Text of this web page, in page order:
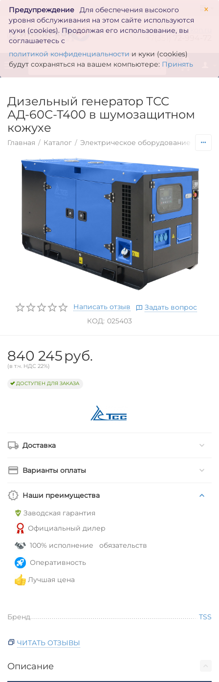
×
Предупреждение
Для обеспечения высокого
уровня обслуживания на этом сайте используются
куки (cookies). Продолжая его использование, вы
соглашаетесь с
политикой конфиденциальности и куки (cookies)
будут сохраняться на вашем компьютере: Принять
zakaz@inmarkon.ru
0
Дизельный генератор ТСС
АД-60С-Т400 в шумозащитном
кожухе
Главная / Каталог / Электрическое оборудование
Написать отзыв
Задать вопрос
КОД: 025403
840 245руб.
(в т.ч. НДС 22%)
ДОСТУПЕН ДЛЯ ЗАКАЗА
Доставка
Варианты оплаты
Наши преимущества
Заводская гарантия
Официальный дилер
100% исполнение обязательств
Оперативность
Лучшая цена
Бренд TSS
ЧИТАТЬ ОТЗЫВЫ
Описание